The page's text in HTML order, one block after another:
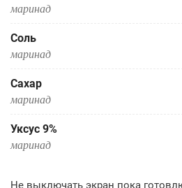
маринад
Соль
маринад
Сахар
маринад
Уксус 9%
маринад